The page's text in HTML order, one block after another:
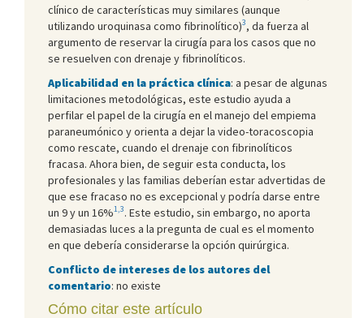
clínico de características muy similares (aunque
utilizando uroquinasa como fibrinolítico)3, da fuerza al
argumento de reservar la cirugía para los casos que no
se resuelven con drenaje y fibrinolíticos.
Aplicabilidad en la práctica clínica: a pesar de algunas
limitaciones metodológicas, este estudio ayuda a
perfilar el papel de la cirugía en el manejo del empiema
paraneumónico y orienta a dejar la video-toracoscopia
como rescate, cuando el drenaje con fibrinolíticos
fracasa. Ahora bien, de seguir esta conducta, los
profesionales y las familias deberían estar advertidas de
que ese fracaso no es excepcional y podría darse entre
un 9 y un 16%1,3. Este estudio, sin embargo, no aporta
demasiadas luces a la pregunta de cual es el momento
en que debería considerarse la opción quirúrgica.
Conflicto de intereses de los autores del
comentario: no existe
Cómo citar este artículo